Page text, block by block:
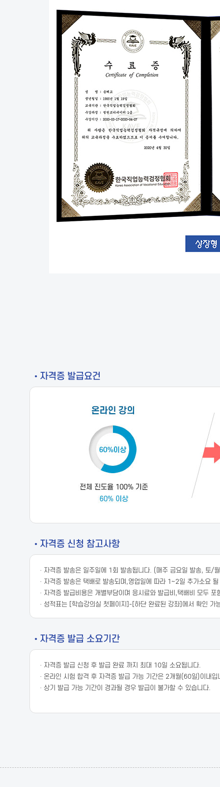
• 자격증 발급요건
• 자격증 신청 참고사항
· 자격증 발송은 일주일에 1회 발송됩니다. (매주 금요일 발송, 토/
· 자격증 발송은 택배로 발송되며,영업일에 따라 1~2일 추가소요
· 자격증 발급비용은 개별부담이며 응시료와 발급비,택배비 모두 포
· 성적표는 [학습강의실 첫페이지]-[하단 완료된 강좌]에서 확인 가
• 자격증 발급 소요기간
· 자격증 발급 신청 후 발급 완료 까지 최대 10일 소요됩니다.
· 온라인 시험 합격 후 자격증 발급 가능 기간은 2개월(60일)이내입
· 상기 발급 가능 기간이 경과될 경우 발급이 불가할 수 있습니다.